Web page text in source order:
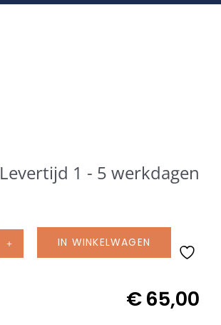
Levertijd 1 - 5 werkdagen
IN WINKELWAGEN
€65,00